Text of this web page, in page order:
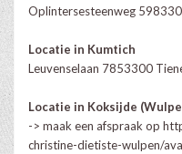
Oplintersesteenweg
Locatie in Kumtich
Leuvenselaan 7853300
Locatie in Koksijde
-> maak een afspraak op
christine-dietiste-wulpen/